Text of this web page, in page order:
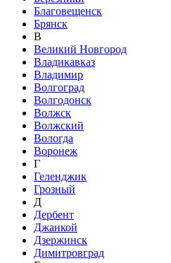
Благовещенск
Брянск
В
Великий Новгород
Владикавказ
Владимир
Волгоград
Волгодонск
Волжск
Волжский
Вологда
Воронеж
Г
Геленджик
Грозный
Д
Дербент
Джанкой
Дзержинск
Димитровград